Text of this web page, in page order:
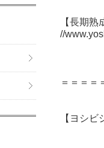
【長期熟
//
＝＝＝＝
【ヨシ